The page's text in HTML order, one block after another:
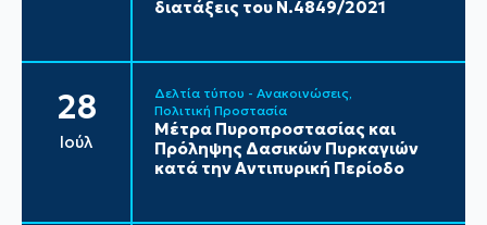
διατάξεις του Ν.4849/2021
28
Ιούλ
Δελτία τύπου - Ανακοινώσεις
Πολιτική Προστασία
Μέτρα Πυροπροστασίας και
Πρόληψης Δασικών Πυρκαγιών
κατά την Αντιπυρική Περίοδο